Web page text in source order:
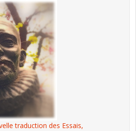
traduction des Essais,